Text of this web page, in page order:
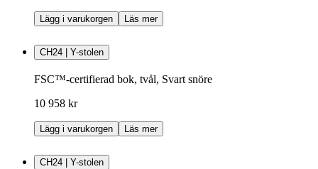
Lägg i varukorgen Läs mer
CH24 | Y-stolen
FSC™-certifierad bok, tvål, Svart snöre
10 958 kr
Lägg i varukorgen Läs mer
CH24 | Y-stolen